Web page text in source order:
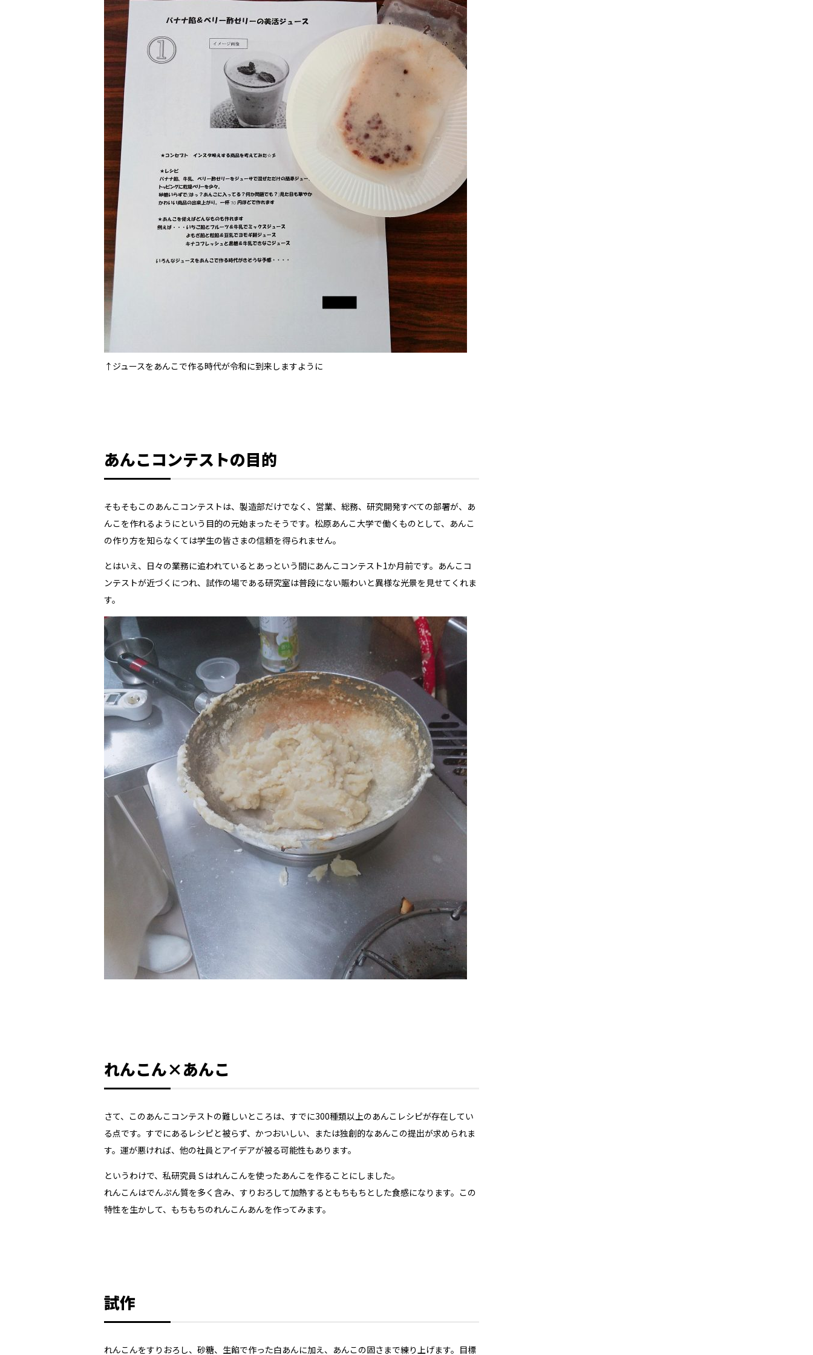
↑ジュースをあんこで作る時代が令和に到来しますように
あんこコンテストの目的
そもそもこのあんこコンテストは、製造部だけでなく、営業、総務、研究開発すべての部署が、あ
んこを作れるようにという目的の元始まったそうです。松原あんこ大学で働くものとして、あんこ
の作り方を知らなくては学生の皆さまの信頼を得られません。
とはいえ、日々の業務に追われているとあっという間にあんこコンテスト1か月前です。あんこコ
ンテストが近づくにつれ、試作の場である研究室は普段にない賑わいと異様な光景を見せてくれま
す。
れんこん×あんこ
さて、このあんこコンテストの難しいところは、すでに300種類以上のあんこレシピが存在してい
る点です。すでにあるレシピと被らず、かつおいしい、または独創的なあんこの提出が求められま
す。運が悪ければ、他の社員とアイデアが被る可能性もあります。
というわけで、私研究員Ｓはれんこんを使ったあんこを作ることにしました。
れんこんはでんぷん質を多く含み、すりおろして加熱するともちもちとした食感になります。この
特性を生かして、もちもちのれんこんあんを作ってみます。
試作
れんこんをすりおろし、砂糖、生餡で作った白あんに加え、あんこの固さまで練り上げます。目標